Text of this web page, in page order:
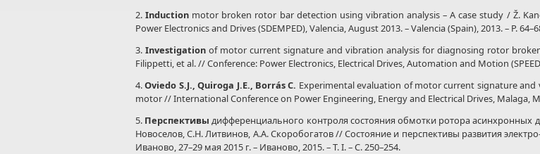
2.Induction motor broken rotor bar detection using vibration analysis – A case study / Ž.
Power Electronics and Drives (SDEMPED), Valencia, August 2013. – Valencia (Spain), 2013. – P.
3. Investigation of motor current signature and vibration analysis for diagnosing rotor
Filippetti, et al. // Conference: Power Electronics, Electrical Drives, Automation and Motion
4.Oviedo S.J., Quiroga J.E., Borrás C. Experimental evaluation of motor current signature
motor // International Conference on Power Engineering, Energy and Electrical Drives, Malaga,
5. Перспективыдифференциального контроля состояния обмотки ротора
Новоселов, С.Н. Литвинов, А.А. Скоробогатов // Состояние и перспективы развития
Иваново, 27–29 мая 2015 г. – Иваново, 2015. – Т. I. – С. 250–254.